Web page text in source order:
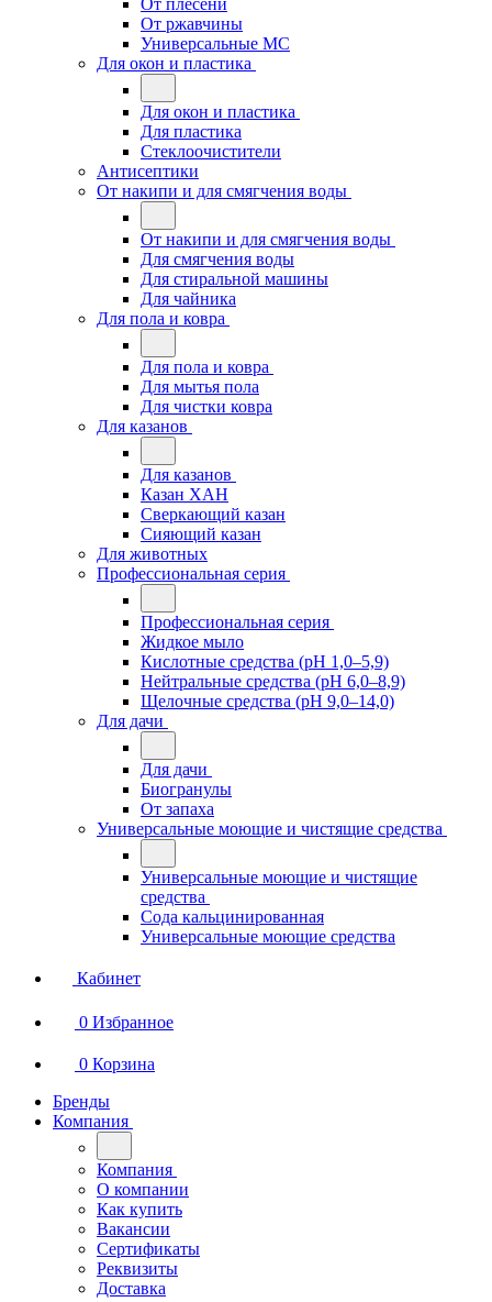
От плесени
От ржавчины
Универсальные МС
Для окон и пластика
Для окон и пластика
Для пластика
Стеклоочистители
Антисептики
От накипи и для смягчения воды
От накипи и для смягчения воды
Для смягчения воды
Для стиральной машины
Для чайника
Для пола и ковра
Для пола и ковра
Для мытья пола
Для чистки ковра
Для казанов
Для казанов
Казан ХАН
Сверкающий казан
Сияющий казан
Для животных
Профессиональная серия
Профессиональная серия
Жидкое мыло
Кислотные средства (pH 1,0–5,9)
Нейтральные средства (pH 6,0–8,9)
Щелочные средства (pH 9,0–14,0)
Для дачи
Для дачи
Биогранулы
От запаха
Универсальные моющие и чистящие средства
Универсальные моющие и чистящие
средства
Сода кальцинированная
Универсальные моющие средства
Кабинет
0 Избранное
0 Корзина
Бренды
Компания
Компания
О компании
Как купить
Вакансии
Сертификаты
Реквизиты
Доставка